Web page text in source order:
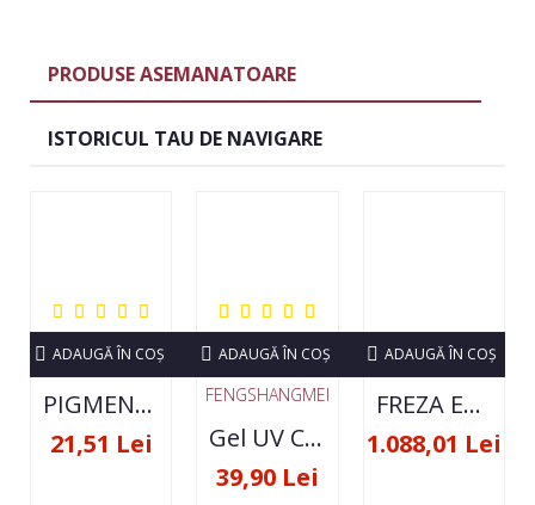
PRODUSE ASEMANATOARE
ISTORICUL TAU DE NAVIGARE
PIGMENT NEON SET 12 CULORI
21,51 Lei
ADAUGĂ ÎN COŞ
FENGSHANGMEI
Gel UV Constructie FSM 50ML - 07
39,90 Lei
ADAUGĂ ÎN COŞ
FREZA ELECTRICA STRONG 210 35000 RPM- ORIGINALA
1.088,01 Lei
ADAUGĂ ÎN COŞ